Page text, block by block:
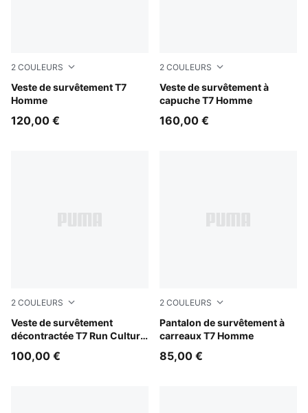
2 COULEURS
Veste de survêtement T7
Homme
Mouse Gray
120,00 €
2 COULEURS
Veste de survêtement à
capuche T7 Homme
Birch
160,00 €
2 COULEURS
Veste de survêtement
décontractée T7 Run Culture
Chai Latte
100,00 €
2 COULEURS
Pantalon de survêtement à
carreaux T7 Homme
Puma Black
85,00 €